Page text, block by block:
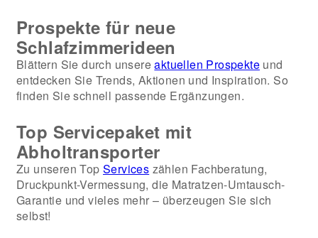
Prospekte für neue
Schlafzimmerideen
Blättern Sie durch unsereaktuellen Prospekteund
entdecken Sie Trends, Aktionen und Inspiration. So
finden Sie schnell passende Ergänzungen.
Top Servicepaket mit
Abholtransporter
Zu unseren Top Services zählen Fachberatung,
Druckpunkt-Vermessung, die Matratzen-Umtausch-
Garantie und vieles mehr – überzeugen Sie sich
selbst!